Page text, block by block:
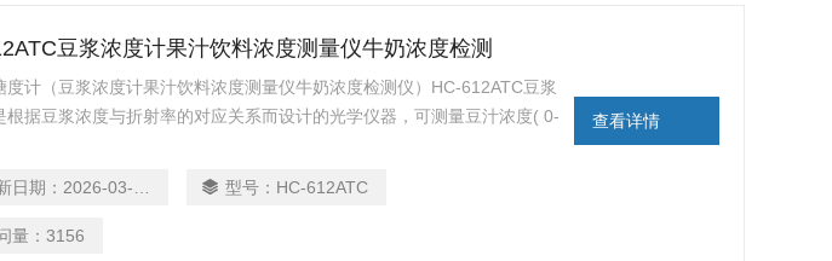
豆浆浓度计果汁饮料浓度测量仪牛奶浓度检测
度计（豆浆浓度计果汁饮料浓度测量仪牛奶浓度检测仪）HC-612ATC豆浆
根据豆浆浓度与折射率的对应关系而设计的光学仪器，可测量豆汁浓度( 0-
日期： 2026-03-18 型号： HC-612ATC
量：3156
查看详情